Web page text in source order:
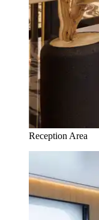
Reception Area